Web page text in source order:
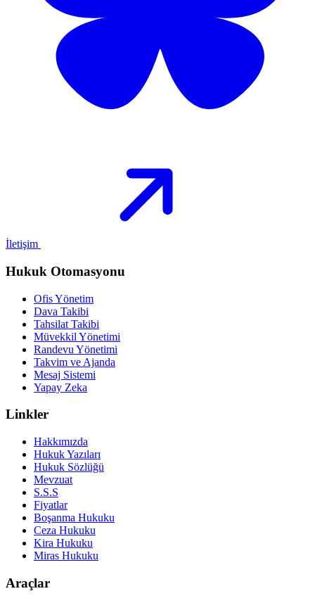
İletişim
Hukuk Otomasyonu
Ofis Yönetim
Dava Takibi
Tahsilat Takibi
Müvekkil Yönetimi
Randevu Yönetimi
Takvim ve Ajanda
Mesaj Sistemi
Yapay Zeka
Linkler
Hakkımızda
Hukuk Yazıları
Hukuk Sözlüğü
Mevzuat
S.S.S
Fiyatlar
Boşanma Hukuku
Ceza Hukuku
Kira Hukuku
Miras Hukuku
Araçlar